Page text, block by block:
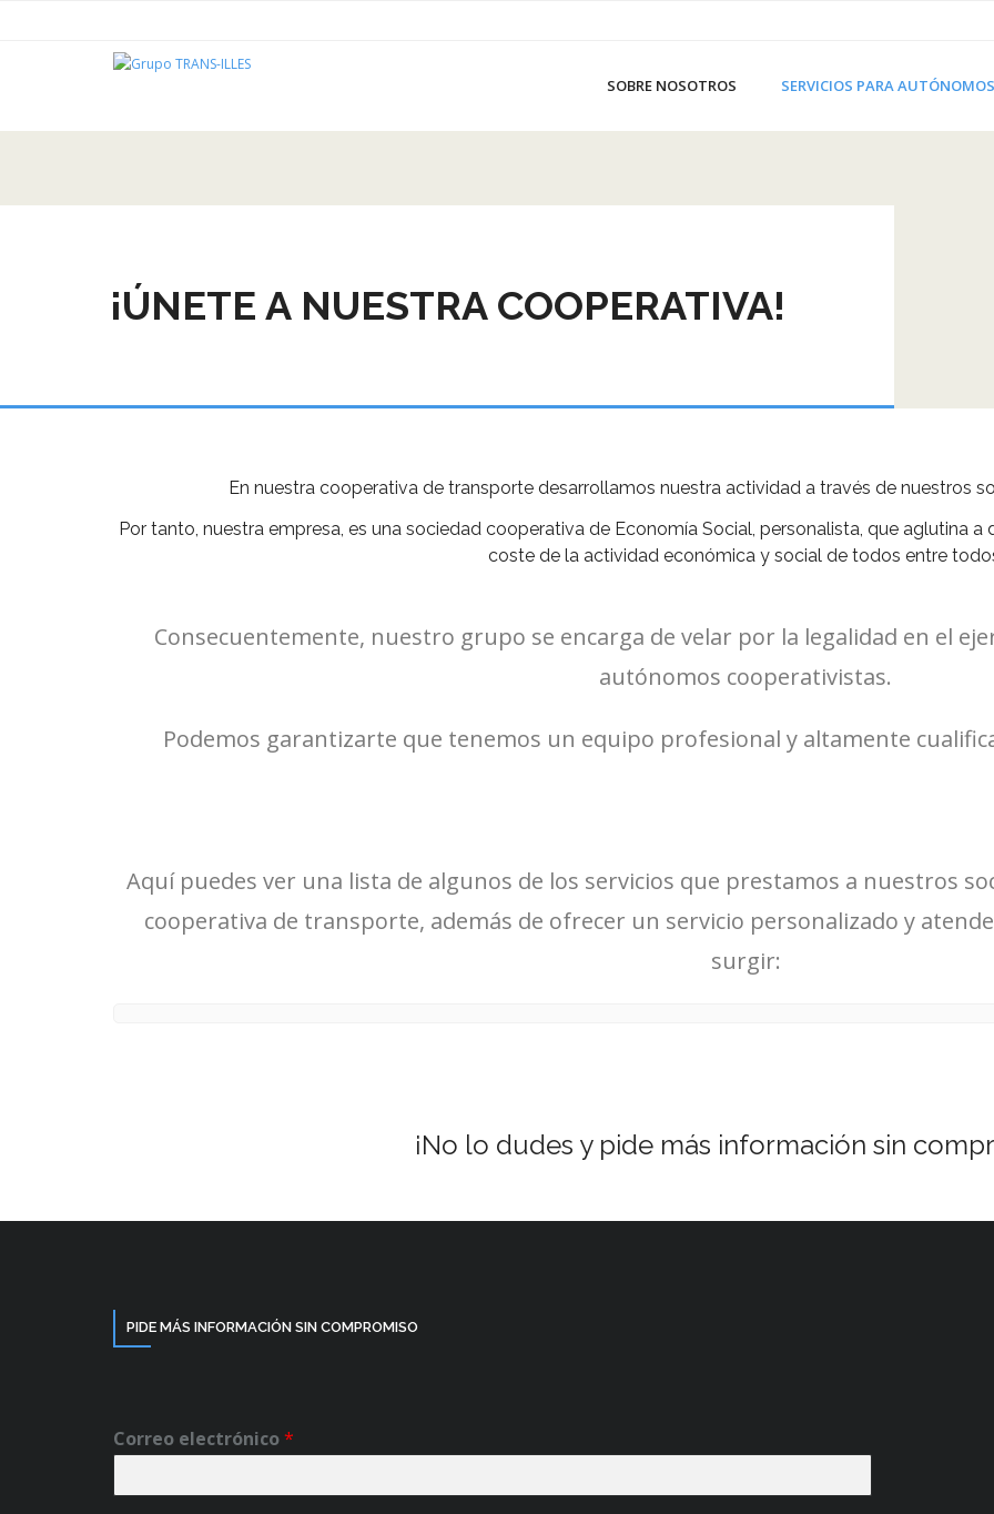
SOBRE NOSOTROS SERVICIOS PARA AUTÓNOMOS
¡ÚNETE A NUESTRA COOPERATIVA!
En nuestra cooperativa de transporte desarrollamos nuestra actividad a través de nuestros
Por tanto, nuestra empresa, es una sociedad cooperativa de Economía Social, personalista, que aglutina
coste de la actividad económica y social de todos entre
Consecuentemente, nuestro grupo se encarga de velar por la legalidad en el
autónomos cooperativistas.
Podemos garantizarte que tenemos un equipo profesional y altamente
Aquí puedes ver una lista de algunos de los servicios que prestamos a nuestros
cooperativa de transporte, además de ofrecer un servicio personalizado y
surgir:
¡No lo dudes y pide más información sin
PIDE MÁS INFORMACIÓN SIN COMPROMISO
Correo electrónico*